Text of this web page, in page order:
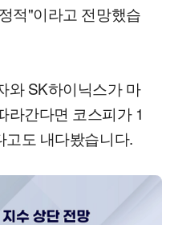
적"이라고 전망했습
와 SK하이닉스가 마
라간다면 코스피가 1
고도 내다봤습니다.